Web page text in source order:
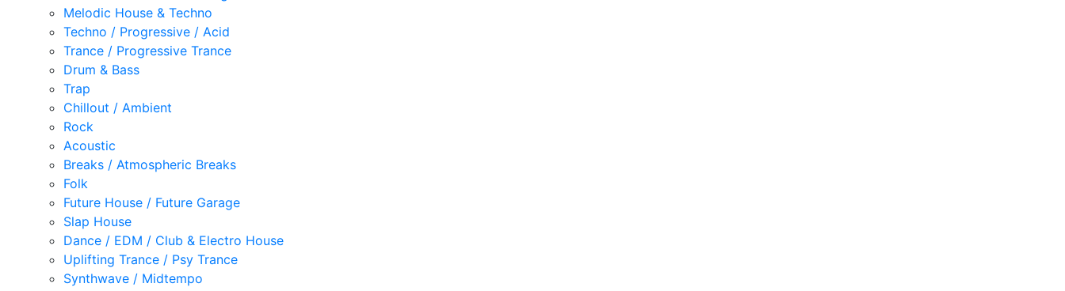
Melodic House & Techno
Techno / Progressive / Acid
Trance / Progressive Trance
Drum & Bass
Trap
Chillout / Ambient
Rock
Acoustic
Breaks / Atmospheric Breaks
Folk
Future House / Future Garage
Slap House
Dance / EDM / Club & Electro House
Uplifting Trance / Psy Trance
Synthwave / Midtempo